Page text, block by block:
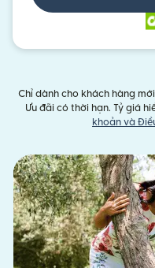
Chỉ dành cho khách hàng
Ưu đãi có thời hạn. Tỷ giá
khoản và